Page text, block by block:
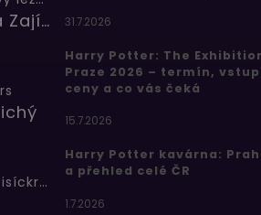
Barbora Zajícová
Bertíkovy fazolky tisíckrát jinak
31.7.2026
Harry Potter: The
Praze 2026 – termín,
ceny a co vás čeká
15.7.2026
Harry Potter kavárna:
a přehled celé ČR
1.7.2026